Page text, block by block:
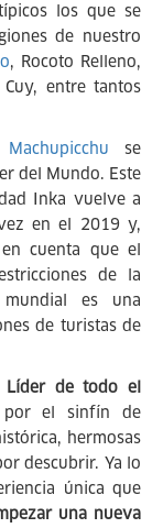
los que se
de nuestro
, Rocoto Relleno,
Cuy, entre tantos
se
del Mundo. Este
Inka vuelve a
en el 2019 y,
cuenta que el
de la
es una
de turistas de
Líder de todo el
por el sinfín de
hermosas
descubrir. Ya lo
única que
una nueva